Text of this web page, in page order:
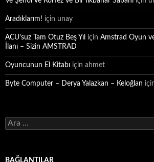
Aradıklarım! için unay
ACU’suz Tam Otuz Beş Yıl için Amstrad Oyun
İlanı – Sizin AMSTRAD
Oyuncunun El Kitabı için ahmet
Byte Computer – Derya Yalazkan – Keloğlan
Arama:
BAĞLANTILAR